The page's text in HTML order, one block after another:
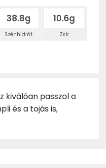
38.8g
Szénhidrát
10.6g
Zsír
kiválóan passzol a
és a tojás is,